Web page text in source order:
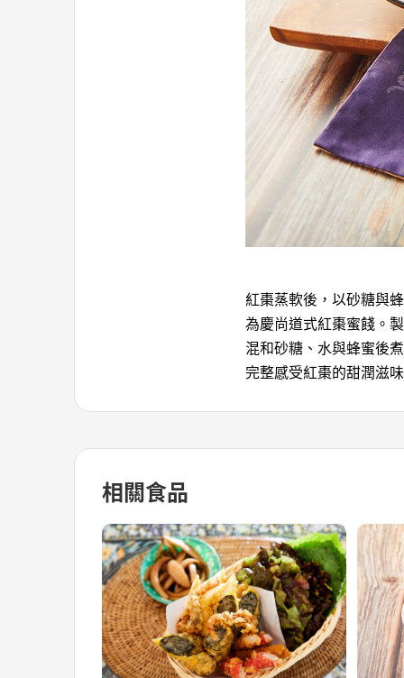
紅棗蒸軟後，以砂糖與
為慶尚道式紅棗蜜餞。
混和砂糖、水與蜂蜜後
完整感受紅棗的甜潤滋
相關食品